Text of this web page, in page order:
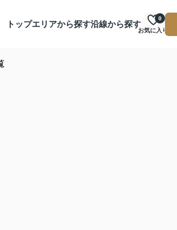
トップエリアから探す沿線から探す
お気に入り
0